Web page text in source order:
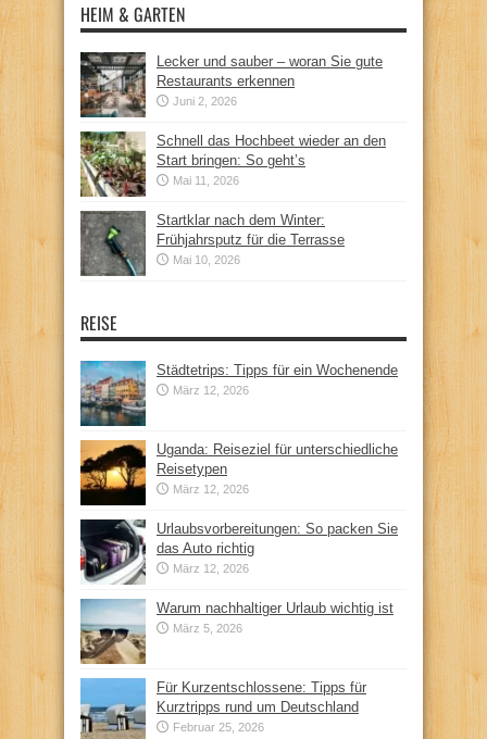
HEIM & GARTEN
Lecker und sauber – woran Sie gute
Restaurants erkennen
Juni 2, 2026
Schnell das Hochbeet wieder an den
Start bringen: So geht’s
Mai 11, 2026
Startklar nach dem Winter:
Frühjahrsputz für die Terrasse
Mai 10, 2026
REISE
Städtetrips: Tipps für ein Wochenende
März 12, 2026
Uganda: Reiseziel für unterschiedliche
Reisetypen
März 12, 2026
Urlaubsvorbereitungen: So packen Sie
das Auto richtig
März 12, 2026
Warum nachhaltiger Urlaub wichtig ist
März 5, 2026
Für Kurzentschlossene: Tipps für
Kurztripps rund um Deutschland
Februar 25, 2026